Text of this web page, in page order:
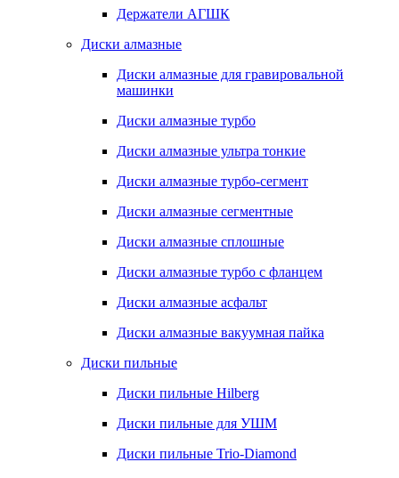
Держатели АГШК
Диски алмазные
Диски алмазные для гравировальной
машинки
Диски алмазные турбо
Диски алмазные ультра тонкие
Диски алмазные турбо-сегмент
Диски алмазные сегментные
Диски алмазные сплошные
Диски алмазные турбо с фланцем
Диски алмазные асфальт
Диски алмазные вакуумная пайка
Диски пильные
Диски пильные Hilberg
Диски пильные для УШМ
Диски пильные Trio-Diamond